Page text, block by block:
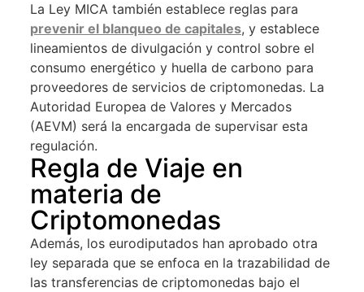
La Ley MICA también establece reglas para
prevenir el blanqueo de capitales, y establece
lineamientos de divulgación y control sobre el
consumo energético y huella de carbono para
proveedores de servicios de criptomonedas. La
Autoridad Europea de Valores y Mercados
(AEVM) será la encargada de supervisar esta
regulación.
Regla de Viaje en
materia de
Criptomonedas
Además, los eurodiputados han aprobado otra
ley separada que se enfoca en la trazabilidad de
las transferencias de criptomonedas bajo el